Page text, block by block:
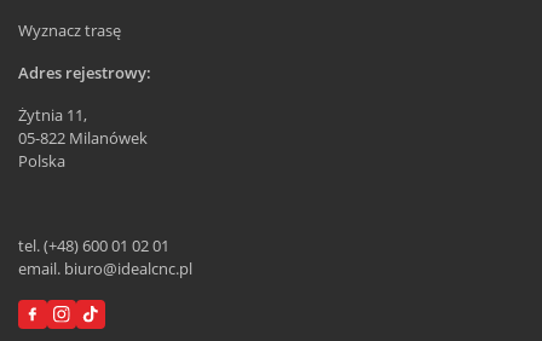
Wyznacz trasę
Adres rejestrowy:
Żytnia 11,
05-822 Milanówek
Polska
tel. (+48) 600 01 02 01
email. biuro@idealcnc.pl